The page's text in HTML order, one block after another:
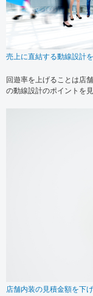
売上に直結する動線設計
回遊率を上げることは店
の動線設計のポイントを
店舗内装の見積金額を下